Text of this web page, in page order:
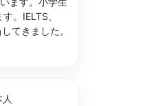
。IELTS、
てきました。
人